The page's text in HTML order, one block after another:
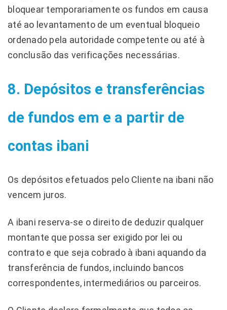
bloquear temporariamente os fundos em causa
até ao levantamento de um eventual bloqueio
ordenado pela autoridade competente ou até à
conclusão das verificações necessárias.
8. Depósitos e transferências
de fundos em e a partir de
contas ibani
Os depósitos efetuados pelo Cliente na ibani não
vencem juros.
A ibani reserva-se o direito de deduzir qualquer
montante que possa ser exigido por lei ou
contrato e que seja cobrado à ibani aquando da
transferência de fundos, incluindo bancos
correspondentes, intermediários ou parceiros.